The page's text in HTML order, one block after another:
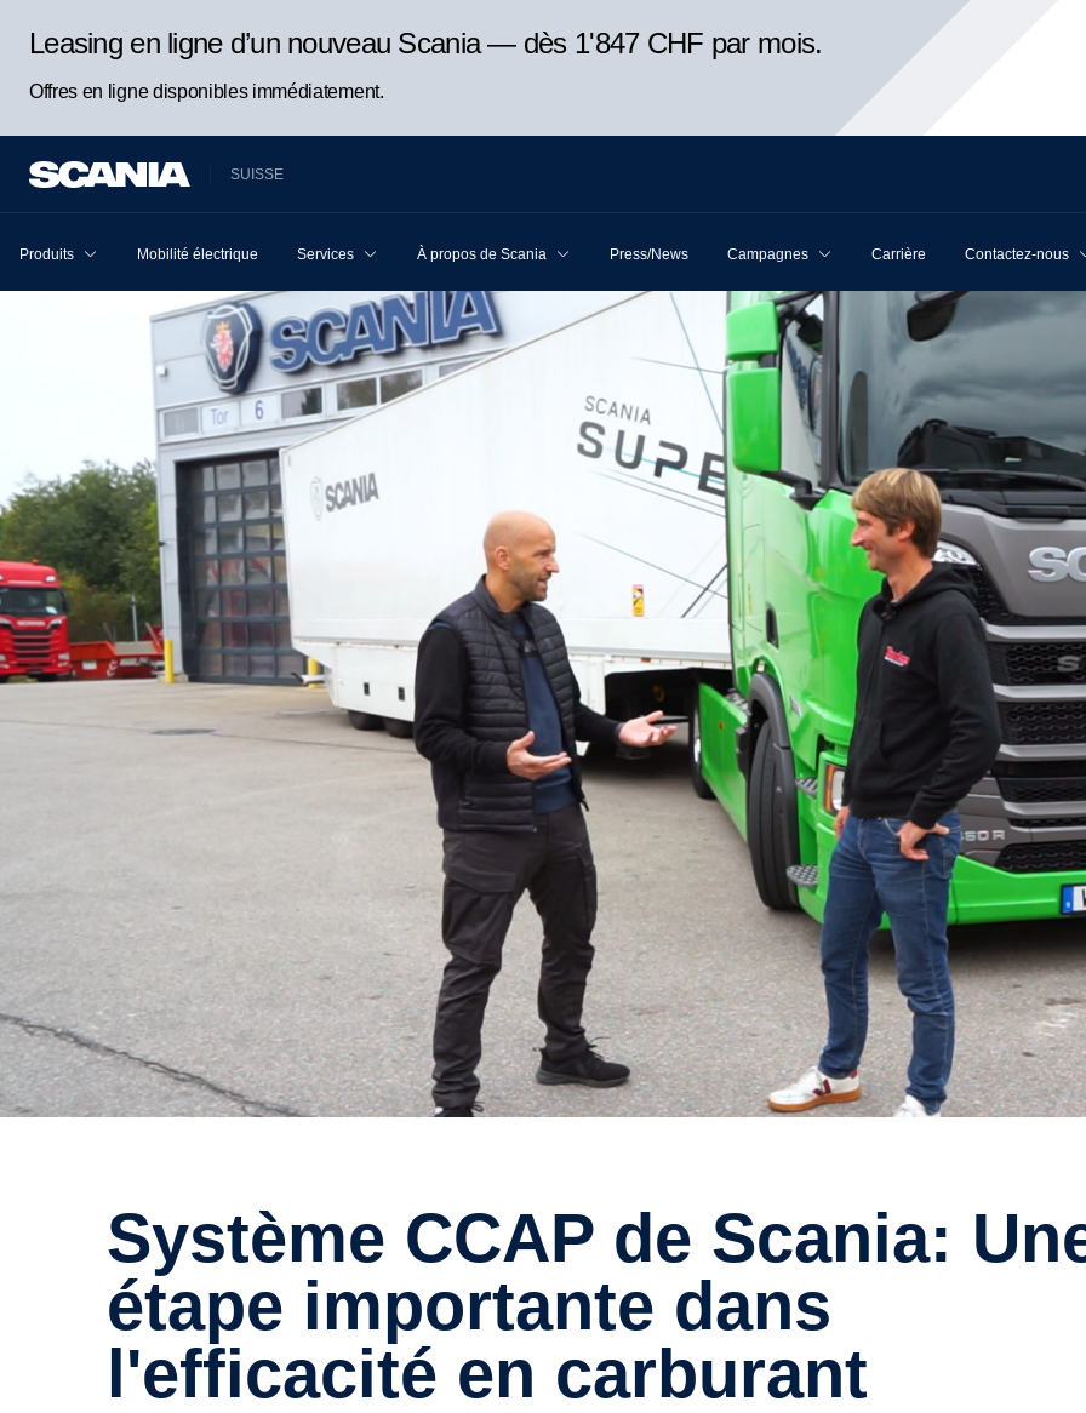
Leasing en ligne d’un nouveau Scania — dès 1'847 CHF par mois.
Offres en ligne disponibles immédiatement.
SUISSE
Produits Mobilité électrique Services À propos de Scania Press/News Campagnes Carrière Contactez-nous
Système CCAP de Scania: Une
étape importante dans
l'efficacité en carburant